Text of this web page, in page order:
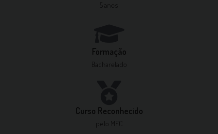
5 anos
Formação
Bacharelado
Curso Reconhecido
pelo MEC